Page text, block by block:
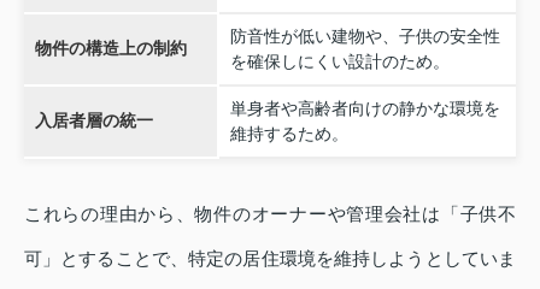
物件の構造上の制約
防音性が低い建物や、子供の安全性
を確保しにくい設計のため。
入居者層の統一
単身者や高齢者向けの静かな環境を
維持するため。
これらの理由から、物件のオーナーや管理会社は「子供不
可」とすることで、特定の居住環境を維持しようとしていま